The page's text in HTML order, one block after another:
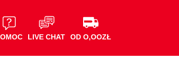
LIVE CHAT OD O,OOZŁ